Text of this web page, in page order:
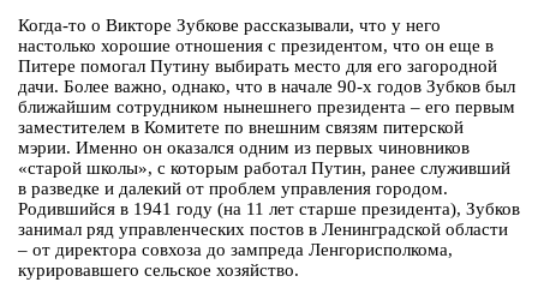
Когда-то о Викторе Зубкове рассказывали, что у него
настолько хорошие отношения с президентом, что он еще в
Питере помогал Путину выбирать место для его загородной
дачи. Более важно, однако, что в начале 90-х годов Зубков был
ближайшим сотрудником нынешнего президента – его первым
заместителем в Комитете по внешним связям питерской
мэрии. Именно он оказался одним из первых чиновников
«старой школы», с которым работал Путин, ранее служивший
в разведке и далекий от проблем управления городом.
Родившийся в 1941 году (на 11 лет старше президента), Зубков
занимал ряд управленческих постов в Ленинградской области
– от директора совхоза до зампреда Ленгорисполкома,
курировавшего сельское хозяйство.